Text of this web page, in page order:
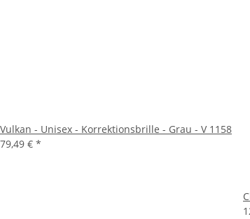
Vulkan - Unisex - Korrektionsbrille - Grau - V 1158
79,49 € *